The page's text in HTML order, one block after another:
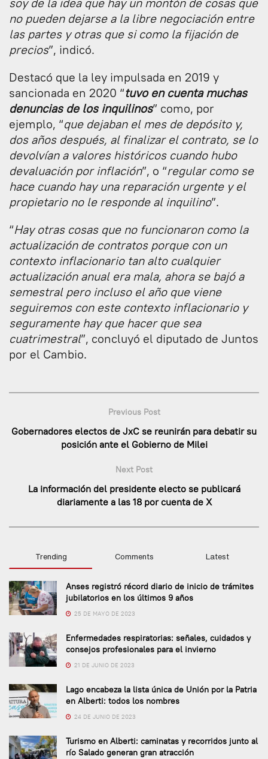
no pueden dejarse a la libre negociación entre
las partes y otras que si como la fijación de
precios”, indicó.
Destacó que la ley impulsada en 2019 y
sancionada en 2020 “tuvo en cuenta muchas
denuncias de los inquilinos” como, por
ejemplo, “que dejaban el mes de depósito y,
dos años después, al finalizar el contrato, se lo
devolvían a valores históricos cuando hubo
devaluación por inflación”, o “regular como se
hace cuando hay una reparación urgente y el
propietario no le responde al inquilino”.
“Hay otras cosas que no funcionaron como la
actualización de contratos porque con un
contexto inflacionario tan alto cualquier
actualización anual era mala, ahora se bajó a
semestral pero incluso el año que viene
seguiremos con este contexto inflacionario y
seguramente hay que hacer que sea
cuatrimestral”, concluyó el diputado de Juntos
por el Cambio.
Previous Post
Gobernadores electos de JxC se reunirán para debatir su
posición ante el Gobierno de Milei
Next Post
La información del presidente electo se publicará
diariamente a las 18 por cuenta de X
Trending Comments Latest
Anses registró récord diario de inicio de trámites
jubilatorios en los últimos 9 años
25 DE MAYO DE 2023
Enfermedades respiratorias: señales, cuidados y
consejos profesionales para el invierno
21 DE JUNIO DE 2023
Lago encabeza la lista única de Unión por la Patria
en Alberti: todos los nombres
24 DE JUNIO DE 2023
Turismo en Alberti: caminatas y recorridos junto al
río Salado generan gran atracción